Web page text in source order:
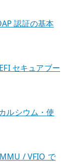
認証の基本
セキュアブー
ルシウム・使
/ VFIO で